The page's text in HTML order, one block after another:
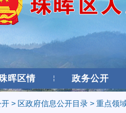
晖区情 政务公开
开 > 区政府信息公开目录 > 重点领